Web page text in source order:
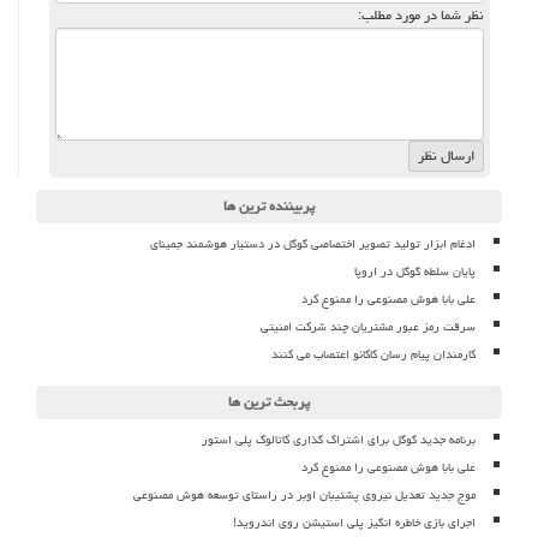
نظر شما در مورد مطلب:
پربیننده ترین ها
ادغام ابزار تولید تصویر اختصاصی گوگل در دستیار هوشمند جمینای
پایان سلطه گوگل در اروپا
علی بابا هوش مصنوعی را ممنوع کرد
سرقت رمز عبور مشتریان چند شرکت امنیتی
کارمندان پیام رسان کاکائو اعتصاب می کنند
پربحث ترین ها
برنامه جدید گوگل برای اشتراک گذاری کاتالوگ پلی استور
علی بابا هوش مصنوعی را ممنوع کرد
موج جدید تعدیل نیروی پشتیبان اوبر در راستای توسعه هوش مصنوعی
اجرای بازی خاطره انگیز پلی استیشن روی اندروید!